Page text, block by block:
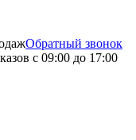
Обратный звонок
с 09:00 до 17:00